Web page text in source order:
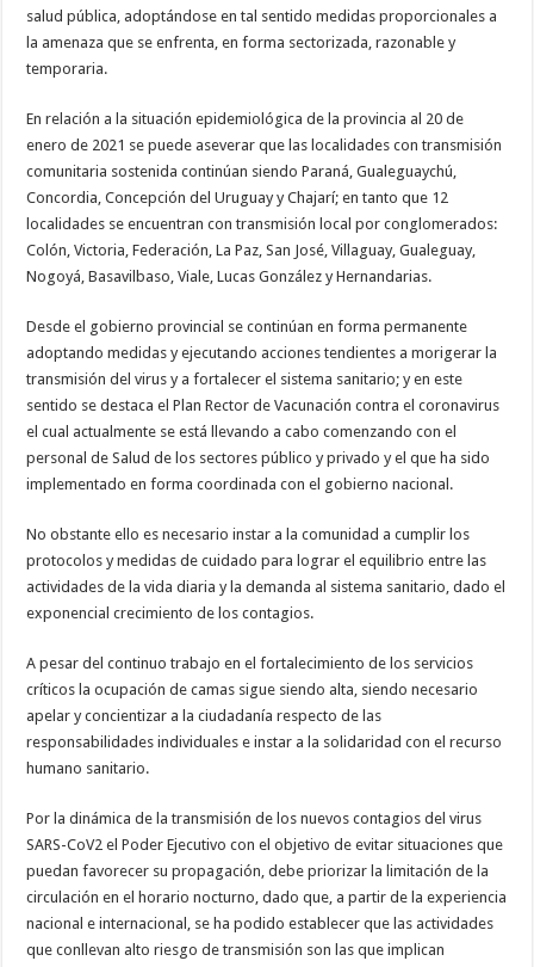
salud pública, adoptándose en tal sentido medidas proporcionales a
la amenaza que se enfrenta, en forma sectorizada, razonable y
temporaria.
En relación a la situación epidemiológica de la provincia al 20 de
enero de 2021 se puede aseverar que las localidades con transmisión
comunitaria sostenida continúan siendo Paraná, Gualeguaychú,
Concordia, Concepción del Uruguay y Chajarí; en tanto que 12
localidades se encuentran con transmisión local por conglomerados:
Colón, Victoria, Federación, La Paz, San José, Villaguay, Gualeguay,
Nogoyá, Basavilbaso, Viale, Lucas González y Hernandarias.
Desde el gobierno provincial se continúan en forma permanente
adoptando medidas y ejecutando acciones tendientes a morigerar la
transmisión del virus y a fortalecer el sistema sanitario; y en este
sentido se destaca el Plan Rector de Vacunación contra el coronavirus
el cual actualmente se está llevando a cabo comenzando con el
personal de Salud de los sectores público y privado y el que ha sido
implementado en forma coordinada con el gobierno nacional.
No obstante ello es necesario instar a la comunidad a cumplir los
protocolos y medidas de cuidado para lograr el equilibrio entre las
actividades de la vida diaria y la demanda al sistema sanitario, dado el
exponencial crecimiento de los contagios.
A pesar del continuo trabajo en el fortalecimiento de los servicios
críticos la ocupación de camas sigue siendo alta, siendo necesario
apelar y concientizar a la ciudadanía respecto de las
responsabilidades individuales e instar a la solidaridad con el recurso
humano sanitario.
Por la dinámica de la transmisión de los nuevos contagios del virus
SARS-CoV2 el Poder Ejecutivo con el objetivo de evitar situaciones que
puedan favorecer su propagación, debe priorizar la limitación de la
circulación en el horario nocturno, dado que, a partir de la experiencia
nacional e internacional, se ha podido establecer que las actividades
que conllevan alto riesgo de transmisión son las que implican